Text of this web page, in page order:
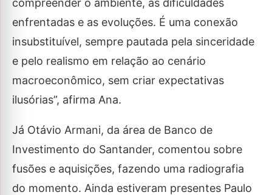
compreender o ambiente, as dificuldades
enfrentadas e as evoluções. É uma conexão
insubstituível, sempre pautada pela sinceridade
e pelo realismo em relação ao cenário
macroeconômico, sem criar expectativas
ilusórias”, afirma Ana.
Já Otávio Armani, da área de Banco de
Investimento do Santander, comentou sobre
fusões e aquisições, fazendo uma radiografia
do momento. Ainda estiveram presentes Paulo